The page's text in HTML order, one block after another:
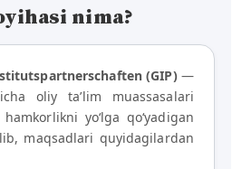
nima?
(GIP)—
oliy ta’lim muassasalari
yo‘lga qo‘yadigan
maqsadlari quyidagilardan